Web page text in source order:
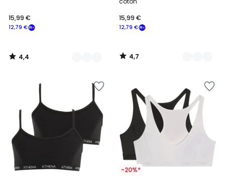
€
souscrivez
notre
programme
place
12,79
12,79 €
15,99 €
4,4
/
12,79 €
15,99 €
4,7
/
-20%*